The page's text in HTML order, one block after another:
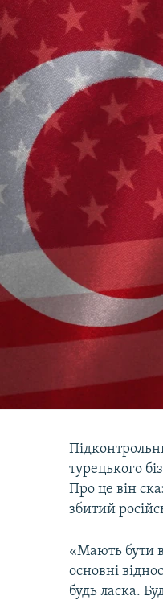
турецького
Про це він
збитий
«Мають бути
основні
будь ласка.